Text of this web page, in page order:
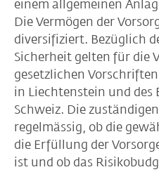
einem allgemeinen
Die Vermögen der
diversifiziert. Bezüglich
Sicherheit gelten für die
gesetzlichen Vorschriften
in Liechtenstein und des
Schweiz. Die
regelmässig, ob die
die Erfüllung der
ist und ob das